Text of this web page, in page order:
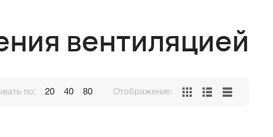
вентиляцией
по: 20 40 80 Отображение: